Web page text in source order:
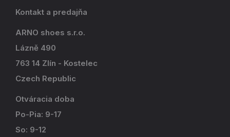
Kontakt a predajňa
ARNO shoes s.r.o.
Lázně 490
763 14 Zlín - Kostelec
Czech Republic
Otváracia doba
Po-Pia: 9-17
So: 9-12